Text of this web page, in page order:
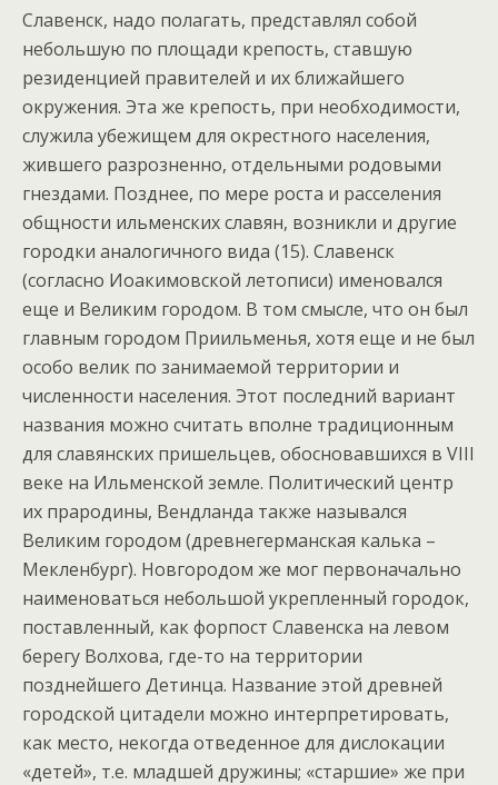
Славенск, надо полагать, представлял собой
небольшую по площади крепость, ставшую
резиденцией правителей и их ближайшего
окружения. Эта же крепость, при необходимости,
служила убежищем для окрестного населения,
жившего разрозненно, отдельными родовыми
гнездами. Позднее, по мере роста и расселения
общности ильменских славян, возникли и другие
городки аналогичного вида (15). Славенск
(согласно Иоакимовской летописи) именовался
еще и Великим городом. В том смысле, что он был
главным городом Приильменья, хотя еще и не был
особо велик по занимаемой территории и
численности населения. Этот последний вариант
названия можно считать вполне традиционным
для славянских пришельцев, обосновавшихся в VIII
веке на Ильменской земле. Политический центр
их прародины, Вендланда также назывался
Великим городом (древнегерманская калька –
Мекленбург). Новгородом же мог первоначально
наименоваться небольшой укрепленный городок,
поставленный, как форпост Славенска на левом
берегу Волхова, где-то на территории
позднейшего Детинца. Название этой древней
городской цитадели можно интерпретировать,
как место, некогда отведенное для дислокации
«детей», т.е. младшей дружины; «старшие» же при